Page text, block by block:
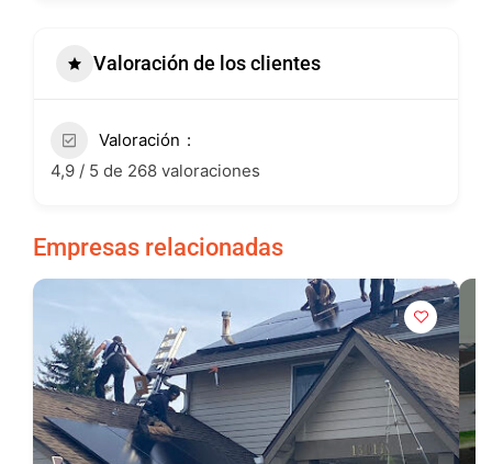
Valoración de los clientes
Valoración
4,9 / 5 de 268 valoraciones
Empresas relacionadas